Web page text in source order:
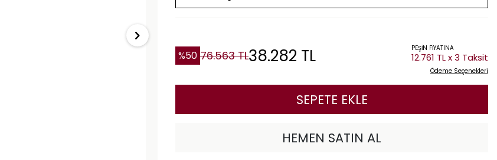
%50 76.563TL38.282 TL PEŞİN FİYATINA
12.761 TL x 3 Taksit
Ödeme Seçenekleri
SEPETE EKLE
HEMEN SATIN AL